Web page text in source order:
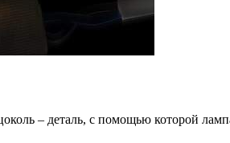
– деталь, с помощью которой